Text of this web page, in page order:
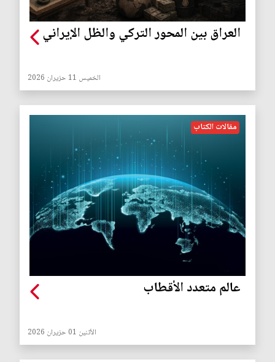
العراق بين المحور التركي والظل الإيراني
الخميس 11 حزيران 2026
مقالات الكتاب
عالم متعدد الأقطاب
الأثنين 01 حزيران 2026